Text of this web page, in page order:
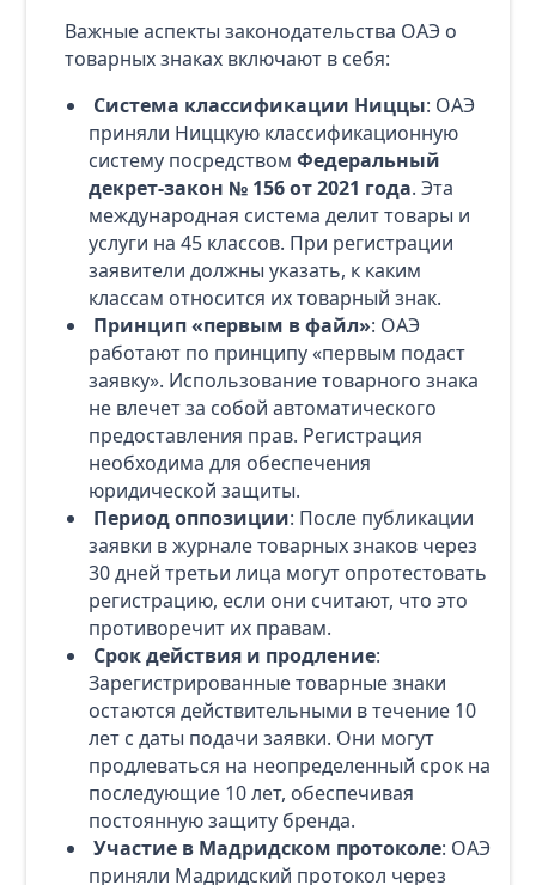
Важные аспекты законодательства ОАЭ о
товарных знаках включают в себя:
Система классификации Ниццы: ОАЭ
приняли Ниццкую классификационную
систему посредством Федеральный
декрет-закон № 156 от 2021 года. Эта
международная система делит товары и
услуги на 45 классов. При регистрации
заявители должны указать, к каким
классам относится их товарный знак.
Принцип «первым в файл»: ОАЭ
работают по принципу «первым подаст
заявку». Использование товарного знака
не влечет за собой автоматического
предоставления прав. Регистрация
необходима для обеспечения
юридической защиты.
Период оппозиции: После публикации
заявки в журнале товарных знаков через
30 дней третьи лица могут опротестовать
регистрацию, если они считают, что это
противоречит их правам.
Срок действия и продление:
Зарегистрированные товарные знаки
остаются действительными в течение 10
лет с даты подачи заявки. Они могут
продлеваться на неопределенный срок на
последующие 10 лет, обеспечивая
постоянную защиту бренда.
Участие в Мадридском протоколе: ОАЭ
приняли Мадридский протокол через